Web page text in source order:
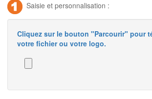
Saisie et personnalisation :
Cliquez sur le bouton "Parcourir" pour
votre fichier ou votre logo.